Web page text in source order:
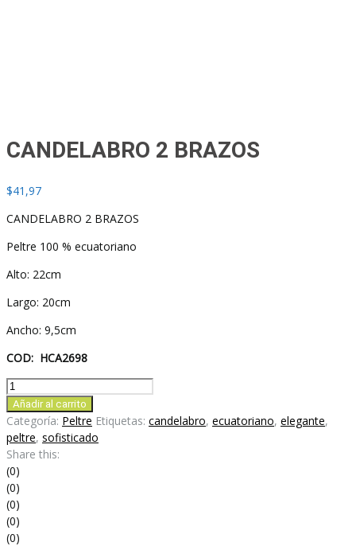
CANDELABRO 2 BRAZOS
$41,97
CANDELABRO 2 BRAZOS
Peltre 100 % ecuatoriano
Alto: 22cm
Largo: 20cm
Ancho: 9,5cm
COD: HCA2698
CANDELABRO
2
BRAZOS
cantidad
Añadir al carrito
Categoría: Peltre Etiquetas: candelabro, ecuatoriano, elegante,
peltre, sofisticado
Share this:
(0)
(0)
(0)
(0)
(0)